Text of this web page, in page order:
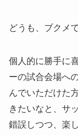
どうも、ブクメ
個人的に勝手に
ーの試合会場へ
んでいただけた
きたいなと、サ
錯誤しつつ、楽